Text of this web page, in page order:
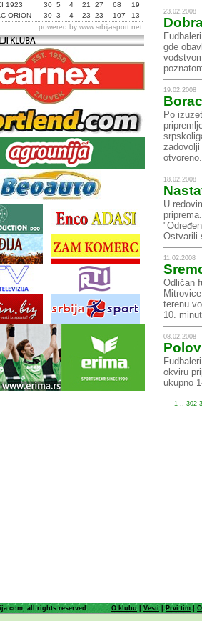
1923 30 5 4 21 27 68
19
ORION 30 3 4 23 23 107
13
powered by www.srbijasport.net
23.02.2008
gde
19.02.2008
Po
zadovolji
18.02.2008
U
Ostvarili
11.02.2008
Odličan
terenu
10.
08.02.2008
okviru
ukupno
1 .. 302
all rights reserved. O klubu |Vesti | Prvi tim |